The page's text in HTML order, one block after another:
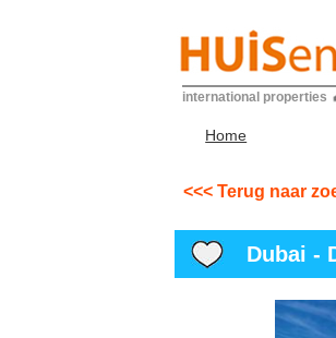
international properties
Home
<<< Terug naar
Dubai -